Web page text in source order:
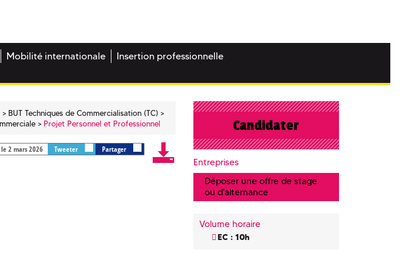
Mobilité internationale
Insertion professionnelle
BUT Techniques de Commercialisation (TC)
Projet Personnel et Professionnel
2 mars 2026 Tweeter Partager
Candidater
Entreprises
Déposer une offre de stage
ou d'alternance
Volume horaire
EC : 10h